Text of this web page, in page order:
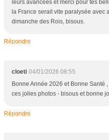
leurs avancées et merci pour tes
la France serait vite paralysée avec
dimanche des Rois, bisous.
Répondre
cloeti 04/01/2026 08:55
Bonne Année 2026 et Bonne Santé
ces jolies photos - bisous et bonne
Répondre